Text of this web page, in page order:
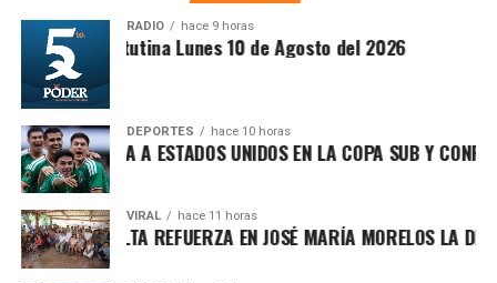
RADIO hace 9 horas
Síntesis Matutina Lunes 10 de Agosto del 2026
DEPORTES hace 10 horas
DERROTA A ESTADOS UNIDOS EN LA COPA SUB Y
VIRAL hace 11 horas
PATY PERALTA REFUERZA EN JOSÉ MARÍA MORELOS LA